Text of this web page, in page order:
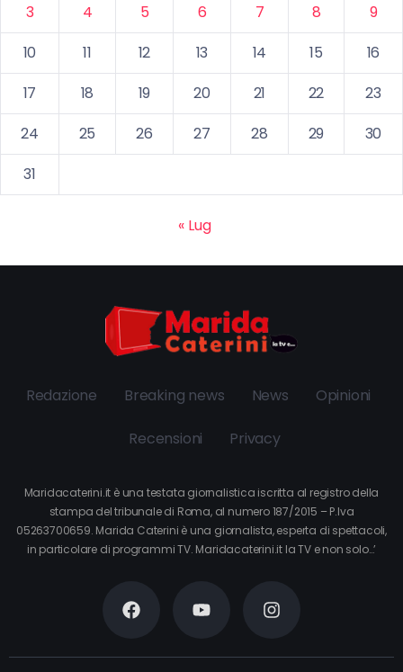
3
4 5 6 7 8
9
10
11 12 13 14 15
16
17
18 19 20 21 22
23
24
25 26 27 28 29
30
31
« Lug
Redazione Breaking news News Opinioni
Recensioni Privacy
Maridacaterini.it è una testata giornalistica iscritta al registro della
stampa del tribunale di Roma, al numero 187/2015 – P.Iva
05263700659. Marida Caterini è una giornalista, esperta di spettacoli,
in particolare di programmi TV. Maridacaterini.it la TV e non solo…’